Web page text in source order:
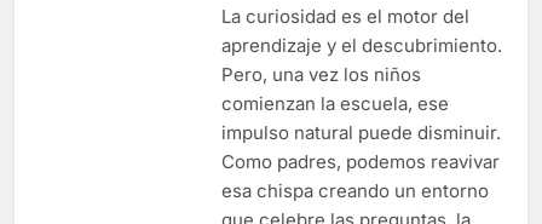
La curiosidad es el motor del
aprendizaje y el descubrimiento.
Pero, una vez los niños
comienzan la escuela, ese
impulso natural puede disminuir.
Como padres, podemos reavivar
esa chispa creando un entorno